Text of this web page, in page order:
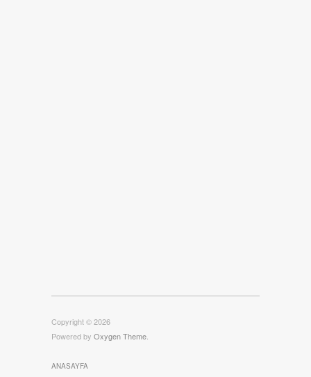
Copyright © 2026
Powered by Oxygen Theme
ANASAYFA